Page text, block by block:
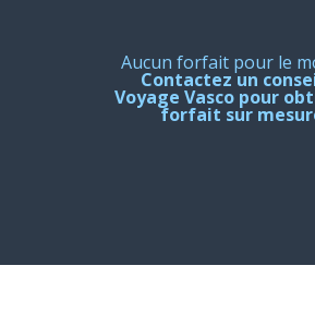
Aucun forfait pour le
Contactez un
Voyage Vasco pour
forfait sur